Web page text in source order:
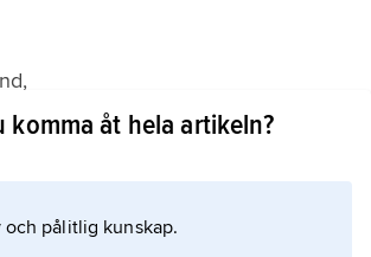
A Mirror of Victorian Culture
komma åt hela artikeln?
pålitlig kunskap.